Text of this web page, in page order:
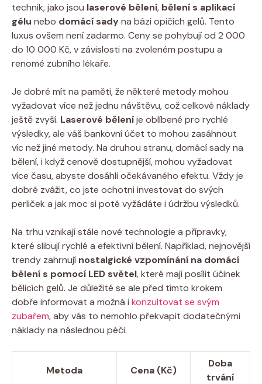
technik, jako jsou laserové bělení, bělení s aplikací
gélu nebo domácí sadyna bázi opičích gelů. Tento
luxus ovšem není zadarmo. Ceny se pohybují od 2 000
do 10 000 Kč, v závislosti na zvoleném postupu a
renomé zubního lékaře.
Je dobré mít na paměti, že některé metody mohou
vyžadovat více než jednu návštěvu, což celkové náklady
ještě zvyší. Laserové běleníje oblíbené pro rychlé
výsledky, ale váš bankovní účet to mohou zasáhnout
víc než jiné metody. Na druhou stranu, domácí sady na
bělení, i když cenově dostupnější, mohou vyžadovat
více času, abyste dosáhli očekávaného efektu. Vždy je
dobré zvážit, co jste ochotni investovat do svých
perliček a jak moc si poté vyžádáte i údržbu výsledků.
Na trhu vznikají stále nové technologie a přípravky,
které slibují rychlé a efektivní bělení. Například, nejnovější
trendy zahrnují nostalgické vzpomínání na domácí
bělení s pomocí LED světel, které mají posílit účinek
bělicích gelů. Je důležité se ale před tímto krokem
dobře informovat a možná i konzultovat se svým
zubařem, aby vás to nemohlo překvapit dodatečnými
náklady na následnou péči.
Metoda Cena (Kč)
Doba
trvání